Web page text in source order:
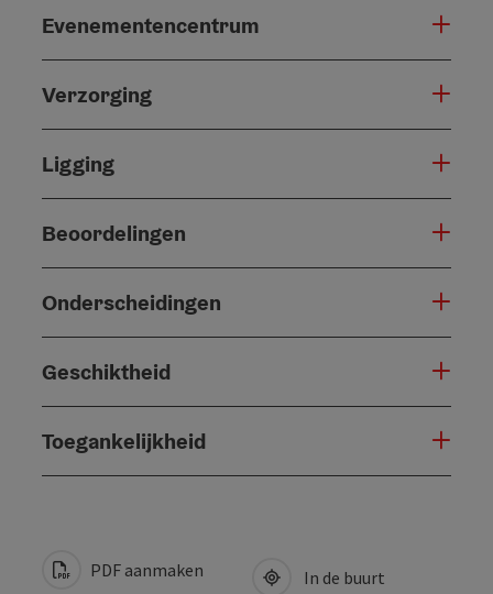
Evenementencentrum
Verzorging
Ligging
Beoordelingen
Onderscheidingen
Geschiktheid
Toegankelijkheid
PDF aanmaken In de buurt